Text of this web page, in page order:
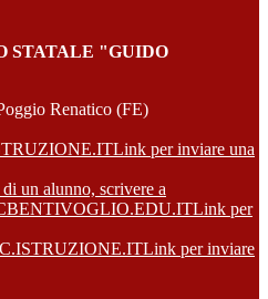
STATALE "GUIDO
Renatico (FE)
Link per inviare una
un alunno, scrivere a
Link per
Link per inviare